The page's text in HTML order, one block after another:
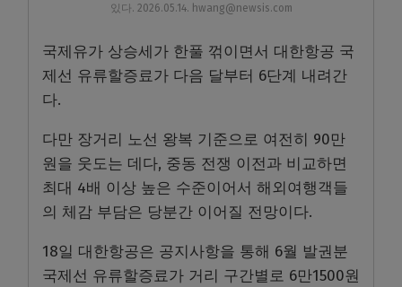
있다. 2026.05.14. hwang@newsis.com
국제유가 상승세가 한풀 꺾이면서 대한항공 국
제선 유류할증료가 다음 달부터 6단계 내려간
다.
다만 장거리 노선 왕복 기준으로 여전히 90만
원을 웃도는 데다, 중동 전쟁 이전과 비교하면
최대 4배 이상 높은 수준이어서 해외여행객들
의 체감 부담은 당분간 이어질 전망이다.
18일 대한항공은 공지사항을 통해 6월 발권분
국제선 유류할증료가 거리 구간별로 6만1500원